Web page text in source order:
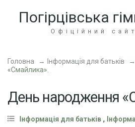
Enter)
Погірцівська
Офіційний сайт
Головна → Інформація для батьків →
«Смайлика».
День народження
Інформація для батьків ,